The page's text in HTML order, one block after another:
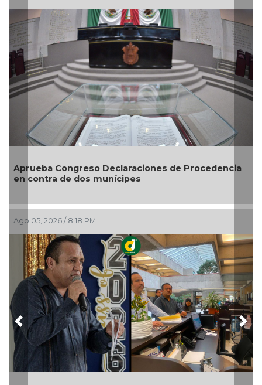
Procedencia
Entrega DIF Municipal de Veracruz
credenciales de discapacidad
Ago 05, 2026 / 7:20 PM
Previous